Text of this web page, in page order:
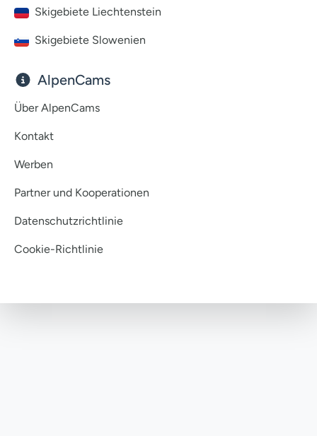
Skigebiete Liechtenstein
Skigebiete Slowenien
AlpenCams
Über AlpenCams
Kontakt
Werben
Partner und Kooperationen
Datenschutzrichtlinie
Cookie-Richtlinie